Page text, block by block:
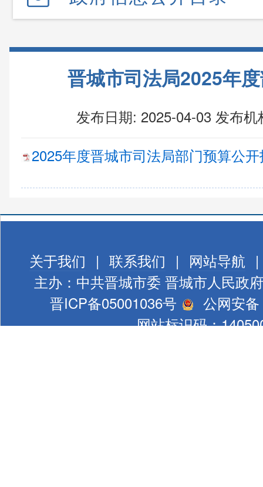
晋城市司法局2025年
发布日期: 2025-04-03 发布机
2025年度晋城市司法局部门预算公
关于我们 | 联系我们 | 网站导航 |
主办：中共晋城市委 晋城市人民政府
晋ICP备05001036号
公网安
网站标识码：